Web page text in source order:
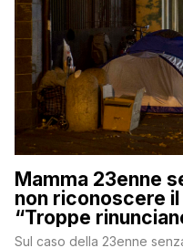
Mamma 23enne
non riconoscere
“Troppe
Sul caso della 23enne